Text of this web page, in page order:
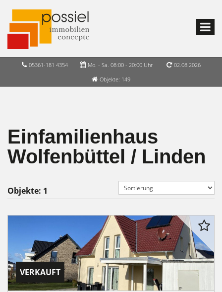
05361-181 4354 Mo. - Sa. 08:00 - 20:00 Uhr
02.08.2026
Objekte: 149
Einfamilienhaus
Wolfenbüttel / Linden
Objekte: 1
VERKAUFT